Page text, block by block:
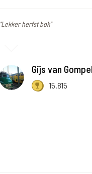
"Lekker herfst bok"
Gijs van Gompel
15.815